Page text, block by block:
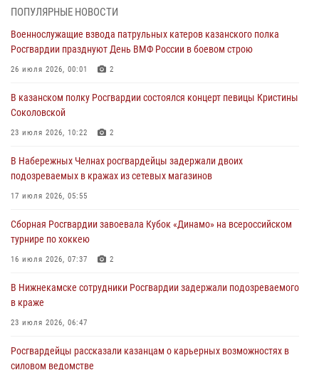
Татарстанские росгвардейцы завоевали «бронзу» в окружном этапе
24 июля 2026, 15:05 4
В казанском полку Росгвардии состоялся концерт певицы Кристины
23 июля 2026, 10:22
В Нижнекамске сотрудники Росгвардии задержали подозреваемого
23 июля 2026, 06:47
В Казани Росгвардия приняла участие в обеспечении безопасности
22 июля 2026, 07:41
ПОПУЛЯРНЫЕ НОВОСТИ
Военнослужащие взвода патрульных катеров казанского полка
Росгвардии празднуют День ВМФ России в боевом строю
26 июля 2026, 00:01 2
В казанском полку Росгвардии состоялся концерт певицы Кристины
Соколовской
23 июля 2026, 10:22 2
В Набережных Челнах росгвардейцы задержали двоих
подозреваемых в кражах из сетевых магазинов
17 июля 2026, 05:55
Сборная Росгвардии завоевала Кубок «Динамо» на всероссийском
турнире по хоккею
16 июля 2026, 07:37 2
В Нижнекамске сотрудники Росгвардии задержали подозреваемого
в краже
23 июля 2026, 06:47
Росгвардейцы рассказали казанцам о карьерных возможностях в
силовом ведомстве